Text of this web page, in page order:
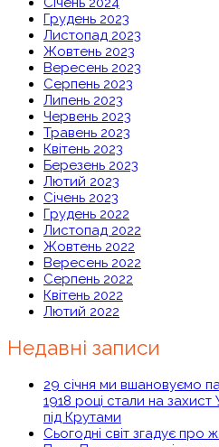
Грудень 2023
Листопад 2023
Жовтень 2023
Вересень 2023
Серпень 2023
Липень 2023
Червень 2023
Травень 2023
Квітень 2023
Березень 2023
Лютий 2023
Січень 2023
Грудень 2022
Листопад 2022
Жовтень 2022
Вересень 2022
Серпень 2022
Квітень 2022
Лютий 2022
Недавні записи
29 січня ми вшановуємо
1918 році стали на
під Крутами
Сьогодні світ згадує про